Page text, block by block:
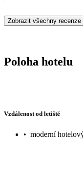
Zobrazit všechny recenze
Poloha hotelu
Vzdálenost od letiště
• moderní